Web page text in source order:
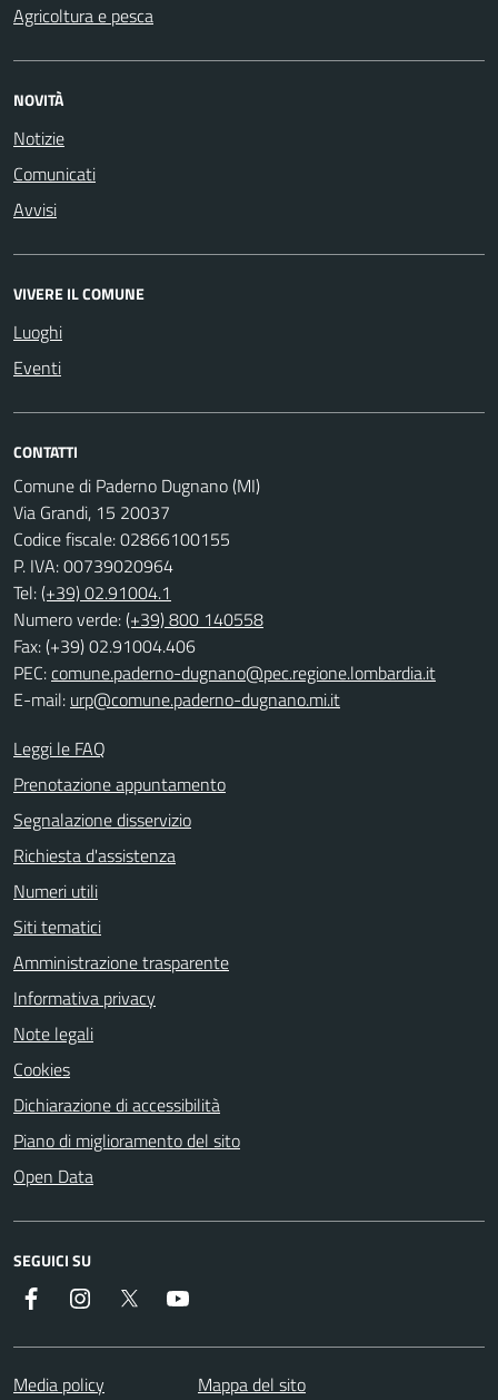
Agricoltura e pesca
NOVITÀ
Notizie
Comunicati
Avvisi
VIVERE IL COMUNE
Luoghi
Eventi
CONTATTI
Comune di Paderno Dugnano (MI)
Via Grandi, 15 20037
Codice fiscale: 02866100155
P. IVA: 00739020964
Tel:(+39) 02.91004.1
Numero verde:(+39) 800 140558
Fax: (+39) 02.91004.406
PEC:comune.paderno-dugnano@pec.regione.lombardia.it
E-mail: urp@comune.paderno-dugnano.mi.it
Leggi le FAQ
Prenotazione appuntamento
Segnalazione disservizio
Richiesta d'assistenza
Numeri utili
Siti tematici
Amministrazione trasparente
Informativa privacy
Note legali
Cookies
Dichiarazione di accessibilità
Piano di miglioramento del sito
Open Data
SEGUICI SU
Facebook InstagramTwitter
Media policy
Mappa del sito